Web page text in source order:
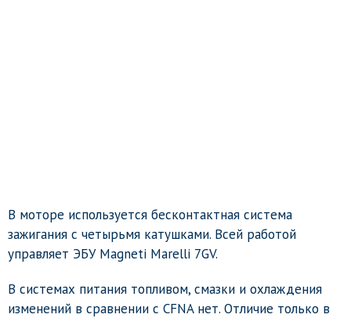
В моторе используется бесконтактная система
зажигания с четырьмя катушками. Всей работой
управляет ЭБУ Magneti Marelli 7GV.
В системах питания топливом, смазки и охлаждения
изменений в сравнении с CFNA нет. Отличие только в